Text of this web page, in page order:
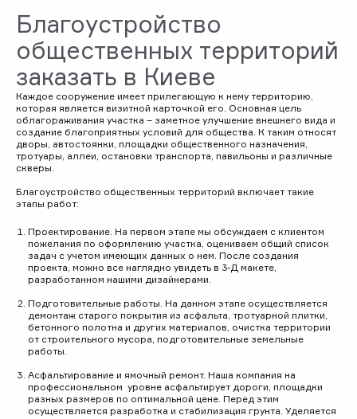
Благоустройство
общественных территорий
заказать в Киеве
Каждое сооружение имеет прилегающую к нему территорию,
которая является визитной карточкой его. Основная цель
облагораживания участка – заметное улучшение внешнего вида и
создание благоприятных условий для общества. К таким относят
дворы, автостоянки, площадки общественного назначения,
тротуары, аллеи, остановки транспорта, павильоны и различные
скверы.
Благоустройство общественных территорий включает такие
этапы работ:
Проектирование. На первом этапе мы обсуждаем с клиентом
пожелания по оформлению участка, оцениваем общий список
задач с учетом имеющих данных о нем. После создания
проекта, можно все наглядно увидеть в 3-Д макете,
разработанном нашими дизайнерами.
Подготовительные работы. На данном этапе осуществляется
демонтаж старого покрытия из асфальта, тротуарной плитки,
бетонного полотна и других материалов, очистка территории
от строительного мусора, подготовительные земельные
работы.
Асфальтирование и ямочный ремонт. Наша компания на
профессиональном уровне асфальтирует дороги, площадки
разных размеров по оптимальной цене. Перед этим
осуществляется разработка и стабилизация грунта. Уделяется